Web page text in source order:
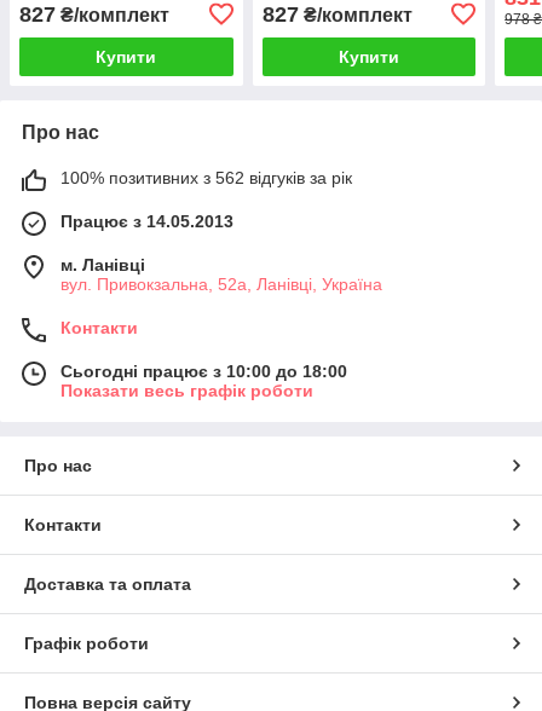
827 ₴/комплект
Купити
827₴/комплект
Купити
697
978
Про нас
100% позитивних з 562 відгуків за рік
Працює з 14.05.2013
м. Ланівці
вул. Привокзальна, 52а, Ланівці, Україна
Контакти
Сьогодні працює з 10:00 до 18:00
Показати весь графік роботи
Про нас
Контакти
Доставка та оплата
Графік роботи
Повна версія сайту